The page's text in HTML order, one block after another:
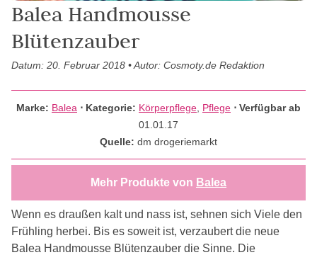
Balea Handmousse
Blütenzauber
Datum: 20. Februar 2018 • Autor: Cosmoty.de Redaktion
Marke: Balea ⋅ Kategorie: Körperpflege Pflege ⋅ Verfügbar ab
01.01.17
Quelle: dm drogeriemarkt
Mehr Produkte von Balea
Wenn es draußen kalt und nass ist, sehnen sich Viele den
Frühling herbei. Bis es soweit ist, verzaubert die neue
Balea Handmousse Blütenzauber die Sinne. Die